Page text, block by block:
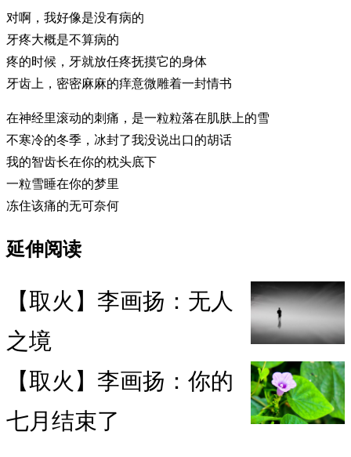
对啊，我好像是没有病的
牙疼大概是不算病的
疼的时候，牙就放任疼抚摸它的身体
牙齿上，密密麻麻的痒意微雕着一封情书
在神经里滚动的刺痛，是一粒粒落在肌肤上的雪
不寒冷的冬季，冰封了我没说出口的胡话
我的智齿长在你的枕头底下
一粒雪睡在你的梦里
冻住该痛的无可奈何
延伸阅读
【取火】李画扬：无人
之境
【取火】李画扬：你的
七月结束了